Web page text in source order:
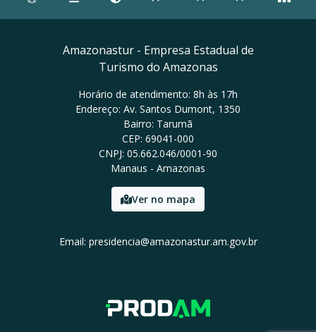
Amazonastur - Empresa Estadual de
Turismo do Amazonas
Horário de atendimento: 8h às 17h
Endereço: Av. Santos Dumont, 1350
Bairro: Tarumã
CEP: 69041-000
CNPJ: 05.662.046/0001-90
Manaus - Amazonas
Ver no mapa
Email: presidencia@amazonastur.am.gov.br